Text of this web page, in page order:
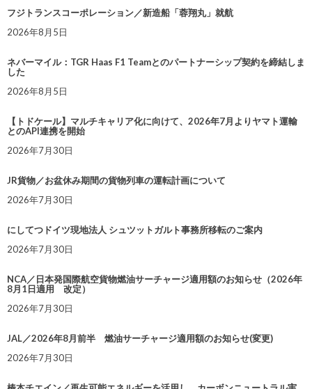
フジトランスコーポレーション／新造船「蓉翔丸」就航
2026年8月5日
ネバーマイル：TGR Haas F1 Teamとのパートナーシップ契約を締結しま
した
2026年8月5日
【トドケール】マルチキャリア化に向けて、2026年7月よりヤマト運輸
とのAPI連携を開始
2026年7月30日
JR貨物／お盆休み期間の貨物列車の運転計画について
2026年7月30日
にしてつドイツ現地法人 シュツットガルト事務所移転のご案内
2026年7月30日
NCA／日本発国際航空貨物燃油サーチャージ適用額のお知らせ（2026年
8月1日適用 改定）
2026年7月30日
JAL／2026年8月前半 燃油サーチャージ適用額のお知らせ(変更)
2026年7月30日